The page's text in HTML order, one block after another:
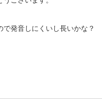
発音しにくいし長いかな？